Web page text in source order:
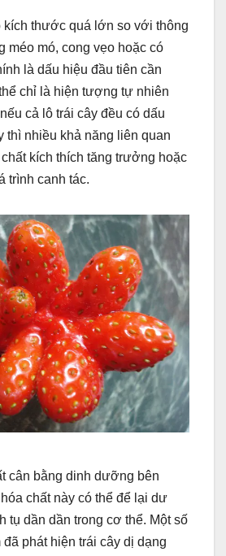
kích thước quá lớn so với thông
méo mó, cong vẹo hoặc có
là dấu hiệu đầu tiên cần
chỉ là hiện tượng tự nhiên
cả lô trái cây đều có dấu
thì nhiều khả năng liên quan
kích thích tăng trưởng hoặc
trình canh tác.
cân bằng dinh dưỡng bên
chất này có thể để lại dư
tụ dần dần trong cơ thể. Một số
phát hiện trái cây dị dạng